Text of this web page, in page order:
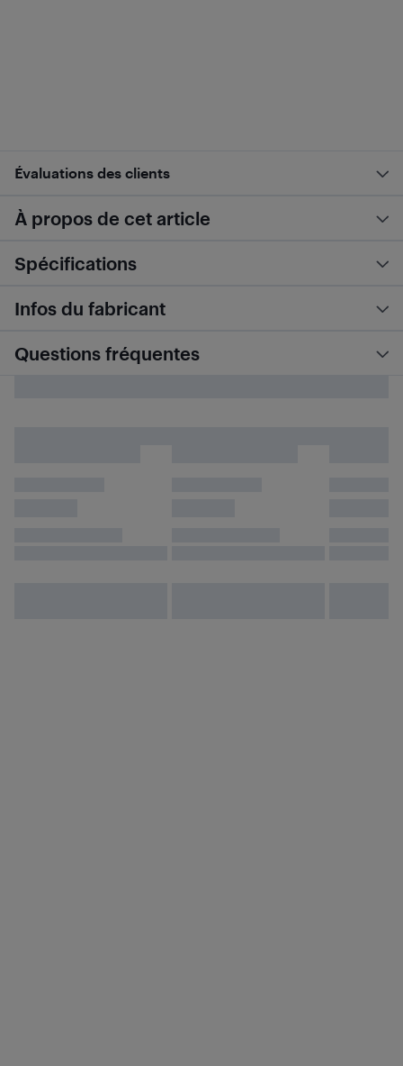
Évaluations des clients
À propos de cet article
Spécifications
Infos du fabricant
Questions fréquentes